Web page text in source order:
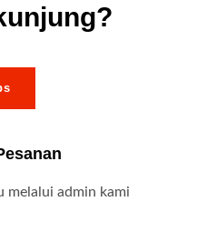
melalui admin kami